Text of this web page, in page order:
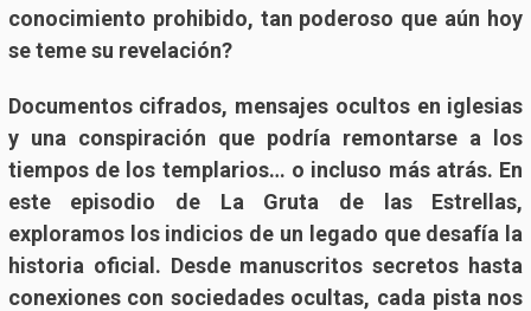
conocimiento prohibido, tan poderoso que aún hoy
se teme su revelación?
Documentos cifrados, mensajes ocultos en iglesias
y una conspiración que podría remontarse a los
tiempos de los templarios… o incluso más atrás. En
este episodio de La Gruta de las Estrellas,
exploramos los indicios de un legado que desafía la
historia oficial. Desde manuscritos secretos hasta
conexiones con sociedades ocultas, cada pista nos